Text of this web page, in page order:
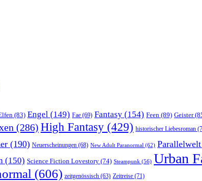
(83) Engel (149) Fae (69) Fantasy (154) Feen (89) Geister
(286) High Fantasy (429) historischer Liebesroman
(190) Neuerscheinungen (68) New Adult Paranormal (62) Parallelwelt
(150) Science Fiction Lovestory (74) Steampunk (56) Urban
(606) zeitgenössisch (63) Zeitreise (71)